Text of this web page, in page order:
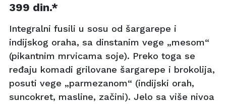
399 din.*
Integralni fusili u sosu od šargarepe i
indijskog oraha, sa dinstanim vege „mesom“
(pikantnim mrvicama soje). Preko toga se
ređaju komadi grilovane šargarepe i brokolija,
posuti vege „parmezanom“ (indijski orah,
suncokret, masline, začini). Jelo sa više nivoa